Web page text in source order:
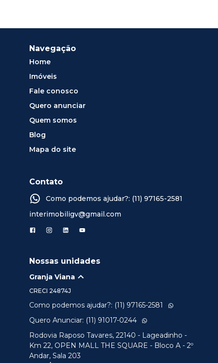
Navegação
Home
Imóveis
Fale conosco
Quero anunciar
Quem somos
Blog
Mapa do site
Contato
Como podemos ajudar?: (11) 97165-2581
interimobiligv@gmail.com
Nossas unidades
Granja Viana
CRECI 24874J
Como podemos ajudar?: (11) 97165-2581
Quero Anunciar: (11) 91017-0244
Rodovia Raposo Tavares, 22140 - Lageadinho -
Km 22, OPEN MALL THE SQUARE - Bloco A - 2º
Andar, Sala 203